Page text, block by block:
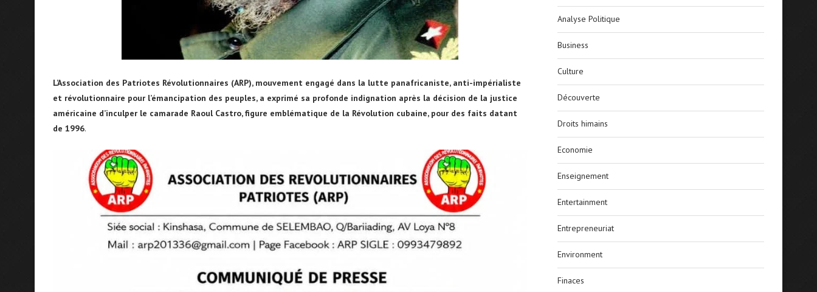
L’Association des Patriotes Révolutionnaires (ARP), mouvement engagé dans la lutte panafricaniste, anti-impérialiste
et révolutionnaire pour l’émancipation des peuples, a exprimé sa profonde indignation après la décision de la justice
américaine d’inculper le camarade Raoul Castro, figure emblématique de la Révolution cubaine, pour des faits datant
de 1996.
Analyse Politique
Business
Culture
Découverte
Droits himains
Economie
Enseignement
Entertainment
Entrepreneuriat
Environment
Finaces